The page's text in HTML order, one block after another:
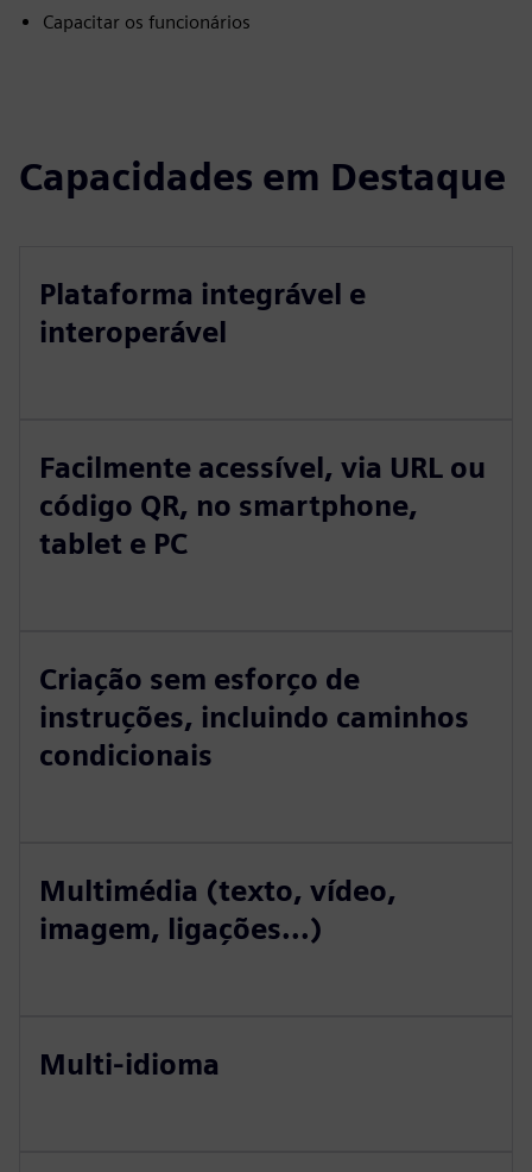
Capacitar os funcionários
Capacidades em Destaque
Plataforma integrável e
interoperável
Facilmente acessível, via URL ou
código QR, no smartphone,
tablet e PC
Criação sem esforço de
instruções, incluindo caminhos
condicionais
Multimédia (texto, vídeo,
imagem, ligações...)
Multi-idioma